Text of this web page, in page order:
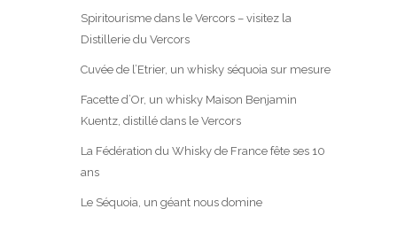
Spiritourisme dans le Vercors – visitez la
Distillerie du Vercors
Cuvée de l’Etrier, un whisky séquoia sur mesure
Facette d’Or, un whisky Maison Benjamin
Kuentz, distillé dans le Vercors
La Fédération du Whisky de France fête ses 10
ans
Le Séquoia, un géant nous domine